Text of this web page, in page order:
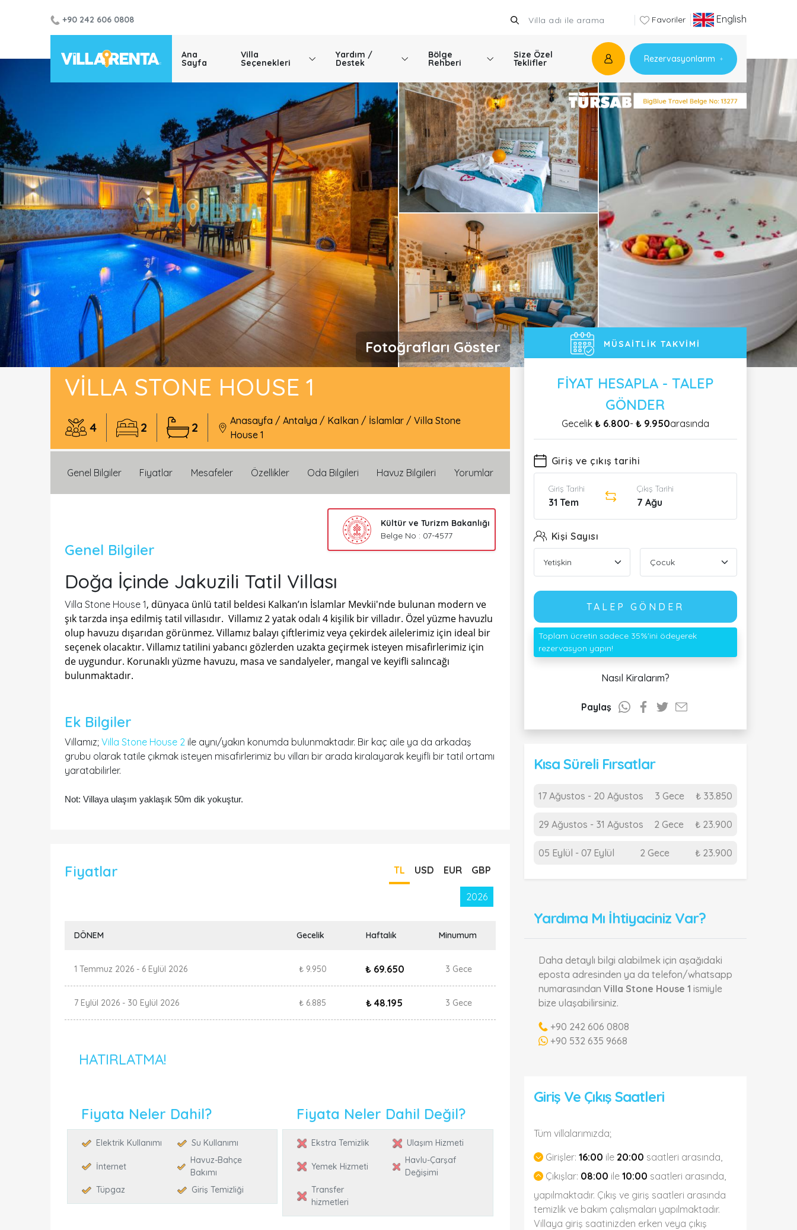
+90 242 606 0808 Favoriler English
Ana
Sayfa
Villa
Seçenekleri
Yardım /
Destek
Bölge
Rehberi
Size Özel
Teklifler Rezervasyonlarım
Fotoğrafları Göster
VILLA STONE HOUSE 1
4 2 2 Anasayfa /Antalya / Kalkan / İslamlar /Villa Stone
House 1
Genel Bilgiler Fiyatlar Mesafeler Özellikler Oda Bilgileri Havuz Bilgileri Yorumlar
Genel Bilgiler
Kültür ve Turizm Bakanlığı
Belge No : 07-4577
Doğa İçinde Jakuzili Tatil Villası
Villa Stone House 1, dünyaca ünlü tatil beldesi Kalkan’ın İslamlar Mevkii'nde bulunan modern ve
şık tarzda inşa edilmiş tatil villasıdır. Villamız 2 yatak odalı 4 kişilik bir villadır. Özel yüzme havuzlu
olup havuzu dışarıdan görünmez. Villamız balayı çiftlerimiz veya çekirdek ailelerimiz için ideal bir
seçenek olacaktır. Villamız tatilini yabancı gözlerden uzakta geçirmek isteyen misafirlerimiz için
de uygundur. Korunaklı yüzme havuzu, masa ve sandalyeler, mangal ve keyifli salıncağı
bulunmaktadır.
Ek Bilgiler
Villamız; Villa Stone House 2 ile aynı/yakın konumda bulunmaktadır. Bir kaç aile ya da arkadaş
grubu olarak tatile çıkmak isteyen misafirlerimiz bu vilları bir arada kiralayarak keyifli bir tatil ortamı
yaratabilirler.
Not: Villaya ulaşım yaklaşık 50m dik yokuştur.
Fiyatlar TL USD EUR GBP
2026
DÖNEM Gecelik Haftalık Minumum
1 Temmuz 2026 - 6 Eylül 2026 ₺ 9.950 ₺ 69.650 3 Gece
7 Eylül 2026 - 30 Eylül 2026 ₺ 6.885 ₺ 48.195 3 Gece
HATIRLATMA!
Fiyata Neler Dahil?
Elektrik Kullanımı Su Kullanımı
İnternet
Havuz-Bahçe
Bakımı
Tüpgaz
Giriş Temizliği
Fiyata Neler Dahil Değil?
Ekstra Temizlik Ulaşım Hizmeti
Yemek Hizmeti
Havlu-Çarşaf
Değişimi
Transfer
hizmetleri
MÜSAITLIK TAKVIMI
FIYAT HESAPLA - TALEP
GÖNDER
Gecelik ₺ 6.800- ₺ 9.950arasında
Giriş ve çıkış tarihi
Giriş Tarihi
31 Tem
Çıkış Tarihi
7 Ağu
Kişi Sayısı
TALEP GÖNDER
Toplam ücretin sadece 35%'ini ödeyerek
rezervasyon yapın!
Nasıl Kiralarım?
Paylaş
Kısa Süreli Fırsatlar
17 Ağustos - 20 Ağustos 3 Gece ₺ 33.850
29 Ağustos - 31 Ağustos 2 Gece ₺ 23.900
05 Eylül - 07 Eylül 2 Gece ₺ 23.900
Yardıma Mı İhtiyaciniz Var?
Daha detaylı bilgi alabilmek için aşağıdaki
eposta adresinden ya da telefon/whatsapp
numarasından Villa Stone House 1 ismiyle
bize ulaşabilirsiniz.
+90 242 606 0808
+90 532 635 9668
Giriş Ve Çıkış Saatleri
Tüm villalarımızda;
Girişler: 16:00 ile 20:00 saatleri arasında,
Çıkışlar: 08:00 ile 10:00 saatleri arasında,
yapılmaktadır. Çıkış ve giriş saatleri arasında
temizlik ve bakım çalışmaları yapılmaktadır.
Villaya giriş saatinizden erken veya çıkış